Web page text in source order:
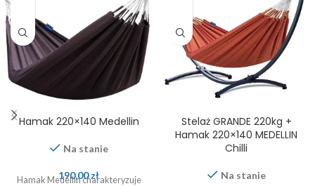
Hamak 220×140 Medellin
Na stanie
190,00zł
Hamak Medellin charakteryzuje
Stelaż GRANDE 220kg +
Hamak 220×140 MEDELLIN
Chilli
Na stanie